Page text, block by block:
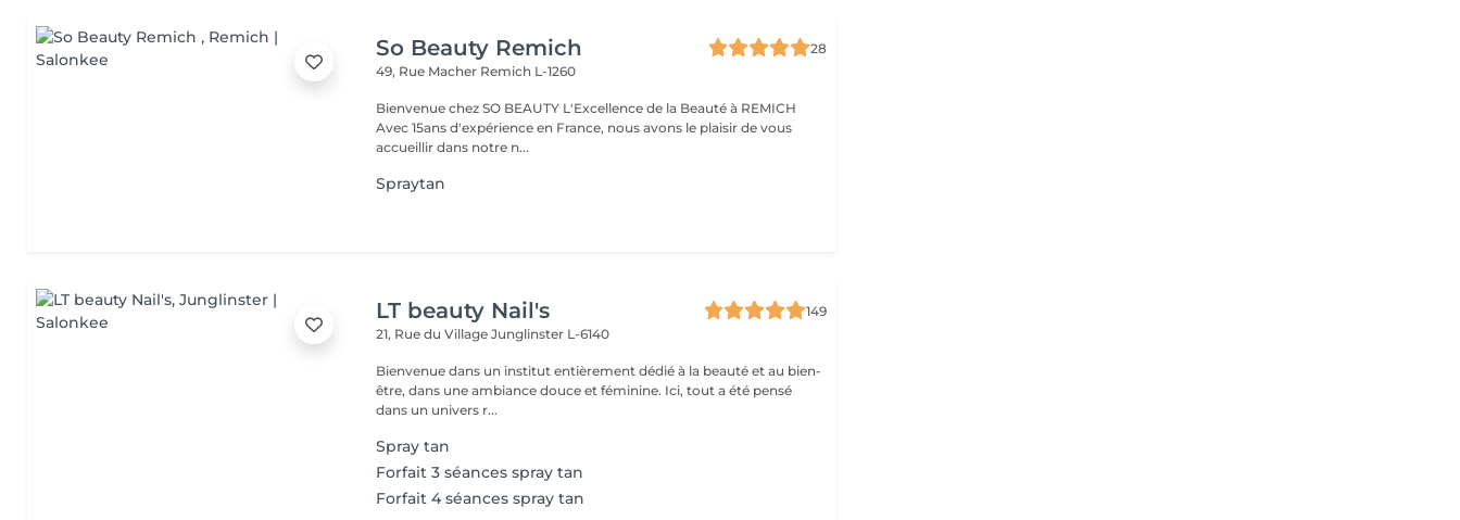
So Beauty Remich
28
49, Rue Macher Remich L-1260
Bienvenue chez SO BEAUTY L'Excellence de la Beauté à REMICH
Avec 15ans d'expérience en France, nous avons le plaisir de vous
accueillir dans notre n...
Spraytan
LT beauty Nail's
149
21, Rue du VillageJunglinster L-6140
Bienvenue dans un institut entièrement dédié à la beauté et au bien-
être, dans une ambiance douce et féminine. Ici, tout a été pensé
dans un univers r...
Spray tan
Forfait 3 séances spray tan
Forfait 4 séances spray tan